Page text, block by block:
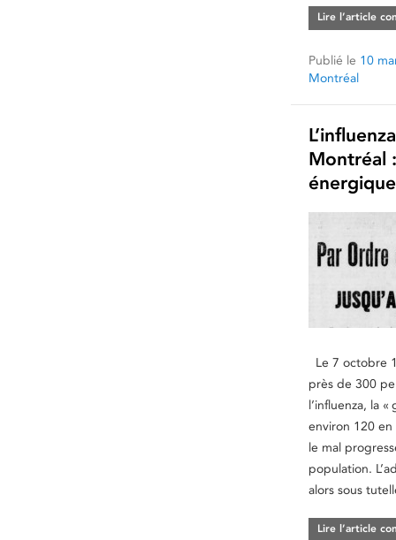
Lire l’article
Publié le 10
Montréal
Montréal
Le 7 octobre
près de 300
l’influenza, la
environ 120
le mal
population.
alors sous
Lire l’article